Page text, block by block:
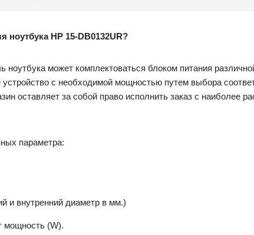
ноутбука HP 15-DB0132UR?
может комплектоваться блоком питания
с необходимой мощностью путем выбора
оставляет за собой право исполнить заказ с наиболее
параметра:
и внутренний диаметр в мм.)
мощность (W).